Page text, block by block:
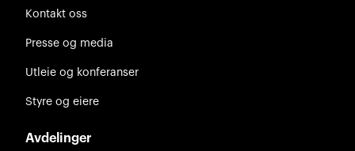
Kontakt oss
Presse og media
Utleie og konferanser
Styre og eiere
Avdelinger